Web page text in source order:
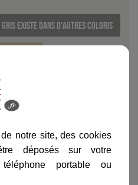
gris existe dans d'autres coloris
au panier
notre site, des cookies
déposés sur votre
portable ou